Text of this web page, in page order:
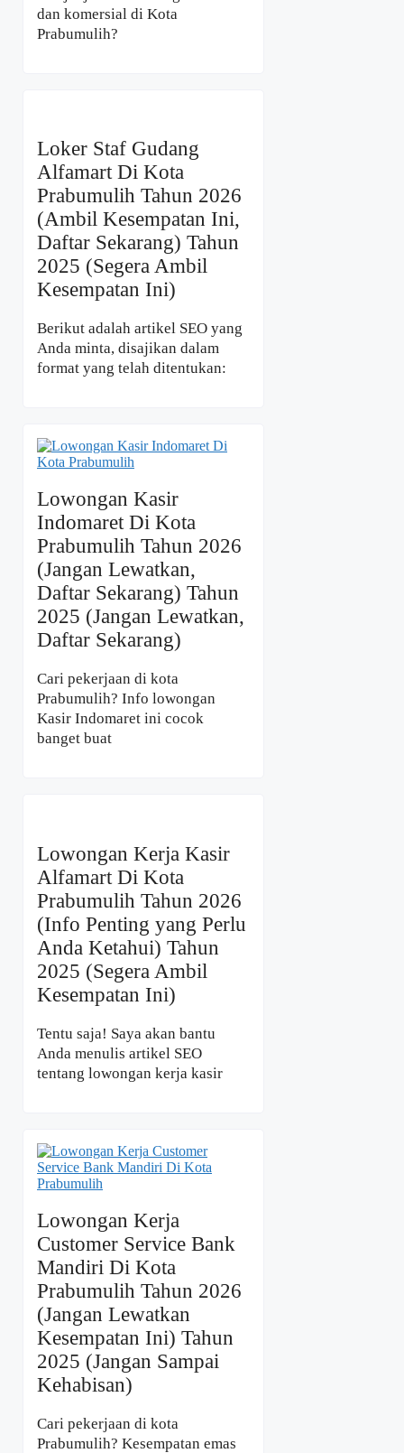
dan komersial di Kota
Prabumulih?
Loker Staf Gudang
Alfamart Di Kota
Prabumulih Tahun 2026
(Ambil Kesempatan Ini,
Daftar Sekarang) Tahun
2025 (Segera Ambil
Kesempatan Ini)
Berikut adalah artikel SEO yang
Anda minta, disajikan dalam
format yang telah ditentukan:
Lowongan Kasir
Indomaret Di Kota
Prabumulih Tahun 2026
(Jangan Lewatkan,
Daftar Sekarang) Tahun
2025 (Jangan Lewatkan,
Daftar Sekarang)
Cari pekerjaan di kota
Prabumulih? Info lowongan
Kasir Indomaret ini cocok
banget buat
Lowongan Kerja Kasir
Alfamart Di Kota
Prabumulih Tahun 2026
(Info Penting yang Perlu
Anda Ketahui) Tahun
2025 (Segera Ambil
Kesempatan Ini)
Tentu saja! Saya akan bantu
Anda menulis artikel SEO
tentang lowongan kerja kasir
Lowongan Kerja
Customer Service Bank
Mandiri Di Kota
Prabumulih Tahun 2026
(Jangan Lewatkan
Kesempatan Ini) Tahun
2025 (Jangan Sampai
Kehabisan)
Cari pekerjaan di kota
Prabumulih? Kesempatan emas